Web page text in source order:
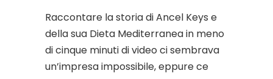
Raccontare la storia di Ancel Keys e
della sua Dieta Mediterranea in meno
di cinque minuti di video ci sembrava
un’impresa impossibile, eppure ce